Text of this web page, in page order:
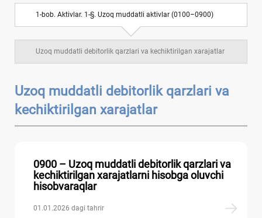
VIII BOʻLIM. Kapital, taqsimlangan foyda va
rezervlar
Balansdan tashqari schyotlar
1-bob. Aktivlar. 1-§. Uzoq muddatli aktivlar (0100–0900)
Uzoq muddatli debitorlik qarzlari va kechiktirilgan хarajatlar
Uzoq muddatli debitorlik qarzlari va
kechiktirilgan хarajatlar
0900 – Uzoq muddatli debitorlik qarzlari va
kechiktirilgan хarajatlarni hisobga oluvchi
hisobvaraqlar
01.01.2026 dagi tahrir